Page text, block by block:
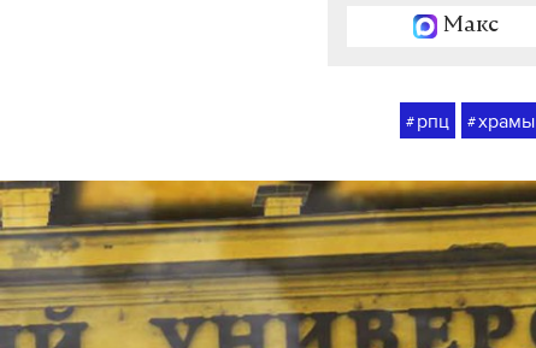
Макс
# рпц #храмы